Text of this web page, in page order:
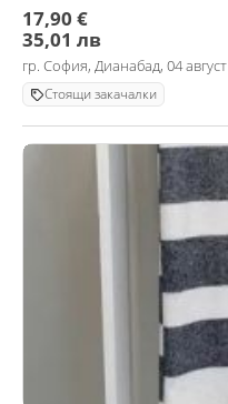
17,90 €
35,01 лв
гр. София, Дианабад, 04 август
Стоящи закачалки